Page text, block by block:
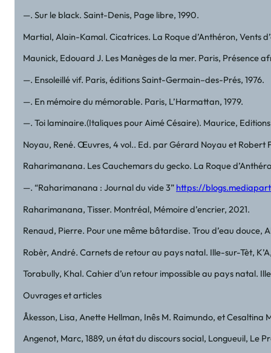
—. Sur le black. Saint-Denis, Page libre, 1990.
Martial, Alain-Kamal. Cicatrices. La Roque d’Anthéron, Vents
Maunick, Edouard J. Les Manèges de la mer. Paris, Présence
—. Ensoleillé vif. Paris, éditions Saint-Germain–des-Prés, 1976.
—. En mémoire du mémorable. Paris, L’Harmattan, 1979.
—. Toi laminaire.(Italiques pour Aimé Césaire). Maurice,
Noyau, René. Œuvres, 4 vol.. Ed. par Gérard Noyau et Robert
Raharimanana. Les Cauchemars du gecko. La Roque
—. “Raharimanana : Journal du vide 3” https://
Raharimanana, Tisser. Montréal, Mémoire d’encrier, 2021.
Renaud, Pierre. Pour une même bâtardise. Trou d’eau douce,
Robèr, André. Carnets de retour au pays natal. Ille-sur-Tèt,
Torabully, Khal. Cahier d’un retour impossible au pays natal.
Ouvrages et articles
Åkesson, Lisa, Anette Hellman, Inês M. Raimundo, et
Angenot, Marc, 1889, un état du discours social, Longueuil, Le